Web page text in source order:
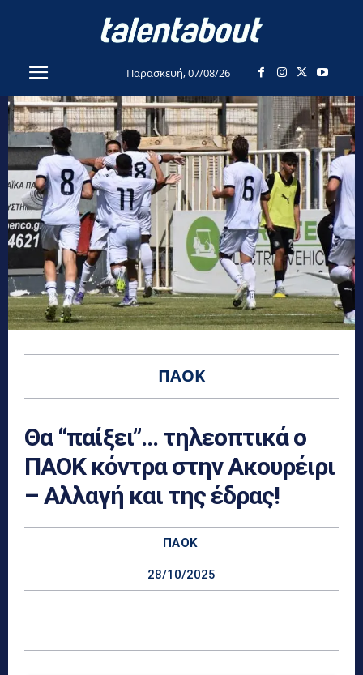
Παρασκευή, 07/08/26
ΠΑΟΚ
Θα “παίξει”… τηλεοπτικά ο
ΠΑΟΚ κόντρα στην Ακουρέιρι
– Αλλαγή και της έδρας!
ΠΑΟΚ
28/10/2025